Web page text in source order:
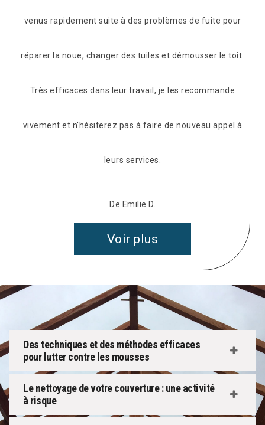
venus rapidement suite à des problèmes de fuite pour
réparer la noue, changer des tuiles et démousser le toit.
Très efficaces dans leur travail, je les recommande
vivement et n'hésiterez pas à faire de nouveau appel à
leurs services.
De Emilie D.
Voir plus
Des techniques et des méthodes efficaces
pour lutter contre les mousses
Le nettoyage de votre couverture : une activité
à risque